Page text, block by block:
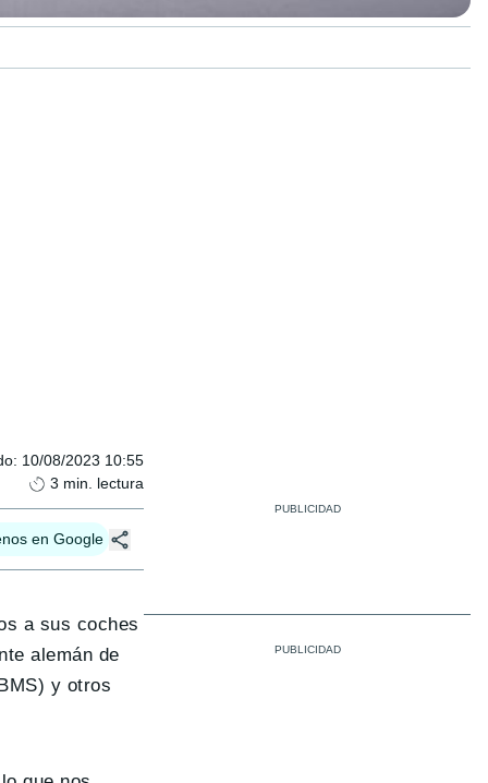
: 10/08/2023 10:55
3 min. lectura
en Google
a sus coches
alemán de
y otros